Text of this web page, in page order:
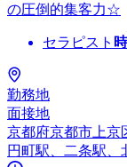
の圧倒的集客力☆
セラピスト
勤務地
面接地
京都府京都市上京
円町駅、二条駅、